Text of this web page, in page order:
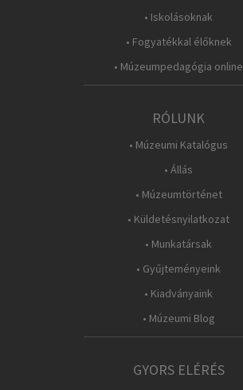
• Iskolásoknak
• Fogyatékkal élőknek
• Múzeumpedagógia online
RÓLUNK
• Múzeumi Katalógus
• Állás
• Múzeumtörténet
• Küldetésnyilatkozat
• Munkatársak
• Gyűjteményeink
• Kiadványaink
• Múzeumi Blog
GYORS ELÉRÉS